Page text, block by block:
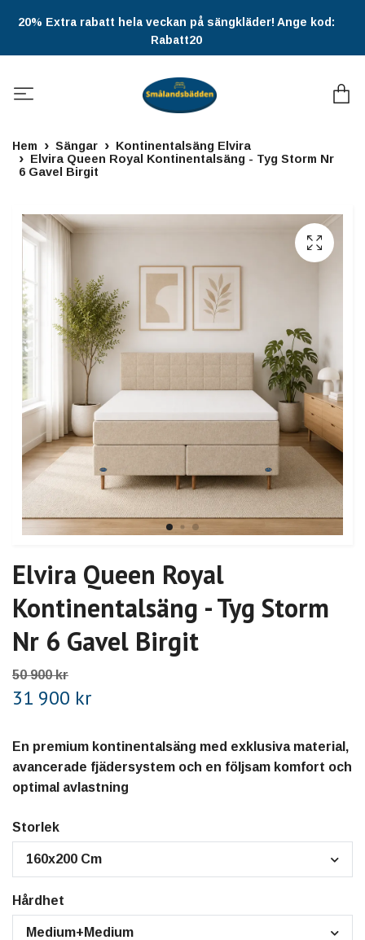
20% Extra rabatt hela veckan på sängkläder! Ange kod:
Rabatt20
Hem Sängar
Kontinentalsäng Elvira
Elvira Queen Royal Kontinentalsäng - Tyg Storm Nr
6 Gavel Birgit
Elvira Queen Royal
Kontinentalsäng - Tyg Storm
Nr 6 Gavel Birgit
50 900 kr
31 900 kr
En premium kontinentalsäng med exklusiva material,
avancerade fjädersystem och en följsam komfort och
optimal avlastning
Storlek
160x200 Cm
Hårdhet
Medium+Medium